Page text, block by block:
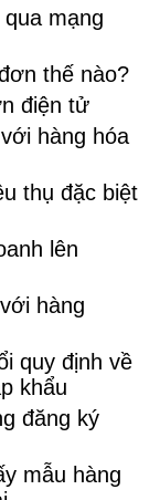
mạng
thế nào?
điện tử
hàng hóa
thụ đặc biệt
lên
hàng
quy định về
khẩu
đăng ký
mẫu hàng